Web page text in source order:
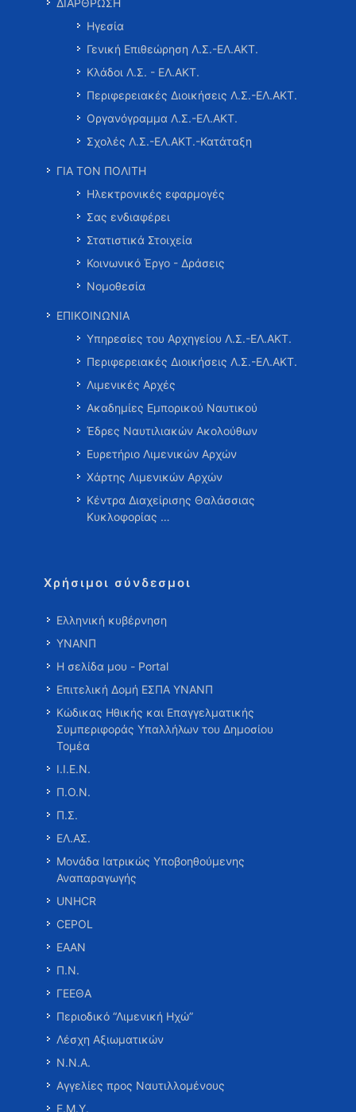
ΔΙΑΡΘΡΩΣΗ
Ηγεσία
Γενική Επιθεώρηση Λ.Σ.-ΕΛ.ΑΚΤ.
Κλάδοι Λ.Σ. - ΕΛ.ΑΚΤ.
Περιφερειακές Διοικήσεις Λ.Σ.-ΕΛ.ΑΚΤ.
Οργανόγραμμα Λ.Σ.-ΕΛ.ΑΚΤ.
Σχολές Λ.Σ.-ΕΛ.ΑΚΤ.-Κατάταξη
ΓΙΑ ΤΟΝ ΠΟΛΙΤΗ
Ηλεκτρονικές εφαρμογές
Σας ενδιαφέρει
Στατιστικά Στοιχεία
Κοινωνικό Έργο - Δράσεις
Νομοθεσία
ΕΠΙΚΟΙΝΩΝΙΑ
Υπηρεσίες του Αρχηγείου Λ.Σ.-ΕΛ.ΑΚΤ.
Περιφερειακές Διοικήσεις Λ.Σ.-ΕΛ.ΑΚΤ.
Λιμενικές Αρχές
Ακαδημίες Εμπορικού Ναυτικού
Έδρες Ναυτιλιακών Ακολούθων
Ευρετήριο Λιμενικών Αρχών
Χάρτης Λιμενικών Αρχών
Κέντρα Διαχείρισης Θαλάσσιας
Κυκλοφορίας …
Χρήσιμοι σύνδεσμοι
Ελληνική κυβέρνηση
ΥΝΑΝΠ
Η σελίδα μου - Portal
Επιτελική Δομή ΕΣΠΑ ΥΝΑΝΠ
Κώδικας Ηθικής και Επαγγελματικής
Συμπεριφοράς Υπαλλήλων του Δημοσίου
Τομέα
Ι.Ι.Ε.Ν.
Π.Ο.Ν.
Π.Σ.
ΕΛ.ΑΣ.
Μονάδα Ιατρικώς Υποβοηθούμενης
Αναπαραγωγής
UNHCR
CEPOL
ΕΑΑΝ
Π.Ν.
ΓΕΕΘΑ
Περιοδικό “Λιμενική Ηχώ”
Λέσχη Αξιωματικών
Ν.Ν.Α.
Αγγελίες προς Ναυτιλλομένους
Ε.Μ.Υ.